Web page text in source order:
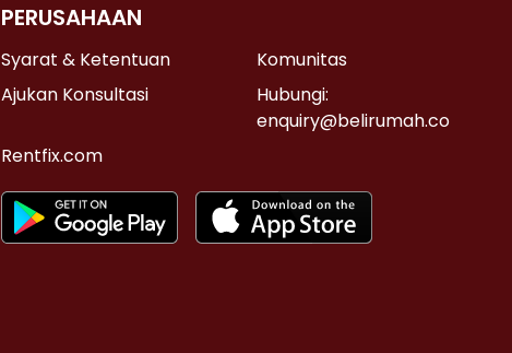
PERUSAHAAN
Syarat & Ketentuan
Komunitas
Ajukan Konsultasi
Hubungi:
enquiry@belirumah.co
Rentfix.com